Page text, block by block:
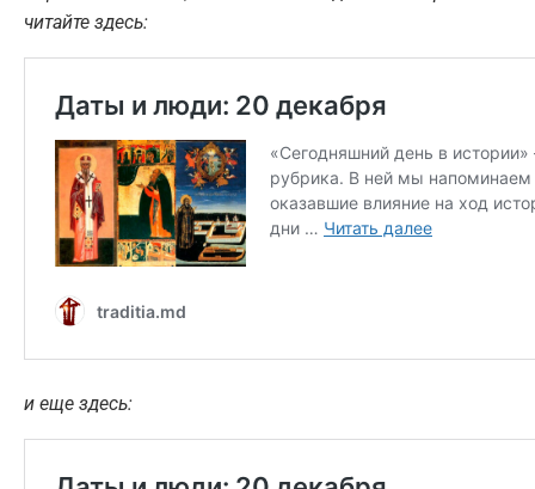
читайте здесь:
и еще здесь: